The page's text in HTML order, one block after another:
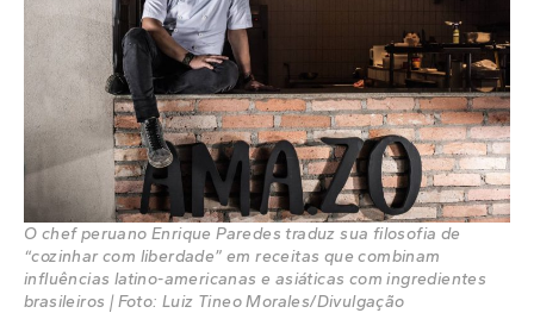
O chef peruano Enrique Paredes traduz sua filosofia de
“cozinhar com liberdade” em receitas que combinam
influências latino-americanas e asiáticas com ingredientes
brasileiros | Foto: Luiz Tineo Morales/Divulgação